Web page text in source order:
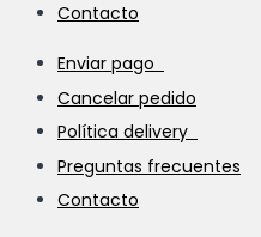
Contacto
Enviar pago
Cancelar pedido
Política delivery
Preguntas frecuentes
Contacto